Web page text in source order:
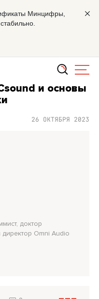
и основы
26 ОКТЯБРЯ 2023
доктор
директор Omni Audio